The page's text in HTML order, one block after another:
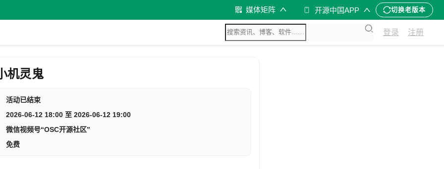
媒体矩阵 开源中国APP 切换老版本
登录 注册
机灵鬼
活动已结束
2026-06-12 18:00 至 2026-06-12 19:00
微信视频号“OSC开源社区”
免费